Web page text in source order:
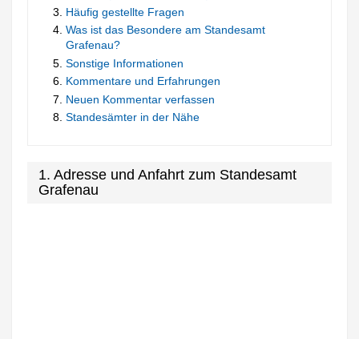
Häufig gestellte Fragen
Was ist das Besondere am Standesamt
Grafenau?
Sonstige Informationen
Kommentare und Erfahrungen
Neuen Kommentar verfassen
Standesämter in der Nähe
1. Adresse und Anfahrt zum Standesamt
Grafenau